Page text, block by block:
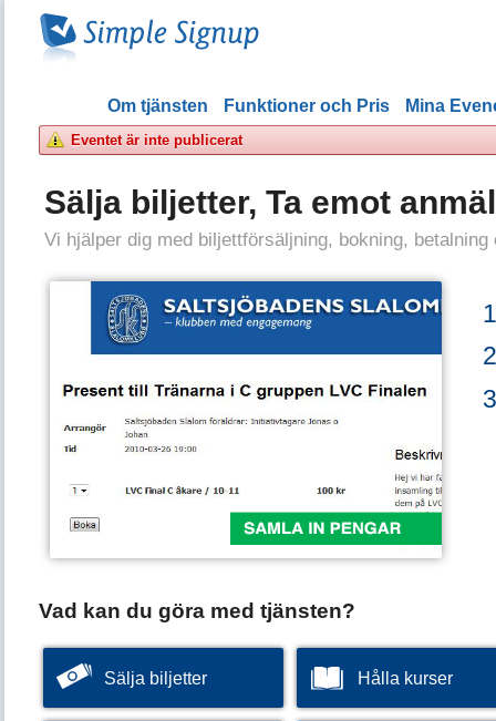
Om tjänsten Funktioner och Pris Mina
Eventet är inte publicerat
Sälja biljetter, Ta emot
Vi hjälper dig med biljettförsäljning, bokning,
Vad kan du göra med tjänsten?
Sälja biljetter Hålla kurser